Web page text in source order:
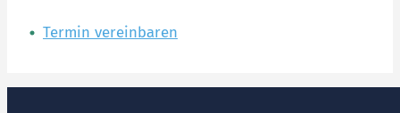
Termin vereinbaren